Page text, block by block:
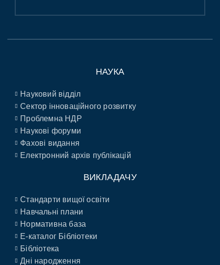
НАУКА
Науковий відділ
Сектор інноваційного розвитку
Проблемна НДР
Наукові форуми
Фахові видання
Електронний архів публікацій
ВИКЛАДАЧУ
Стандарти вищої освіти
Навчальні плани
Нормативна база
E-каталог Бібліотеки
Бібліотека
Дні народження